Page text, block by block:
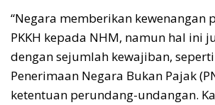
“Negara memberikan kewenangan
PKKH kepada NHM, namun hal ini
dengan sejumlah kewajiban,
Penerimaan Negara Bukan Pajak
ketentuan perundang-undangan.